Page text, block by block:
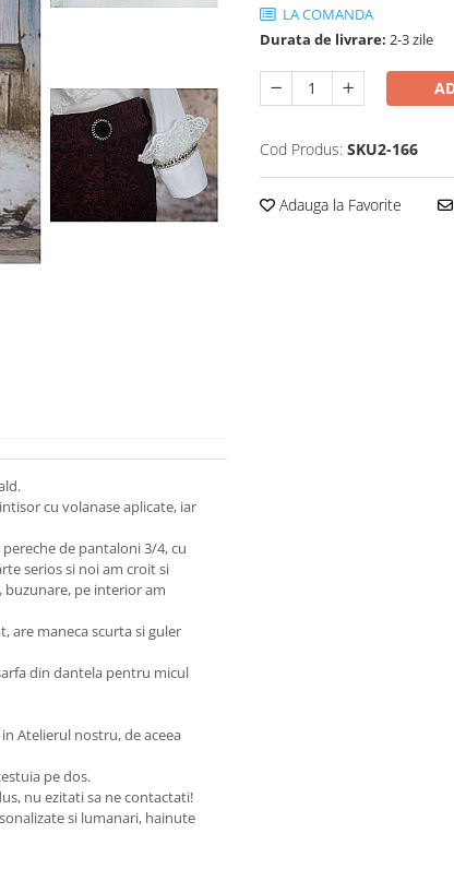
LA COMANDA
Durata de livrare: 2-3 zile
Cod Produs: SKU2-166
Adauga la Favorite
cu volanase aplicate, iar
de pantaloni 3/4, cu
serios si noi am croit si
buzunare, pe interior am
are maneca scurta si guler
din dantela pentru micul
Atelierul nostru, de aceea
pe dos.
nu ezitati sa ne contactati!
si lumanari, hainute